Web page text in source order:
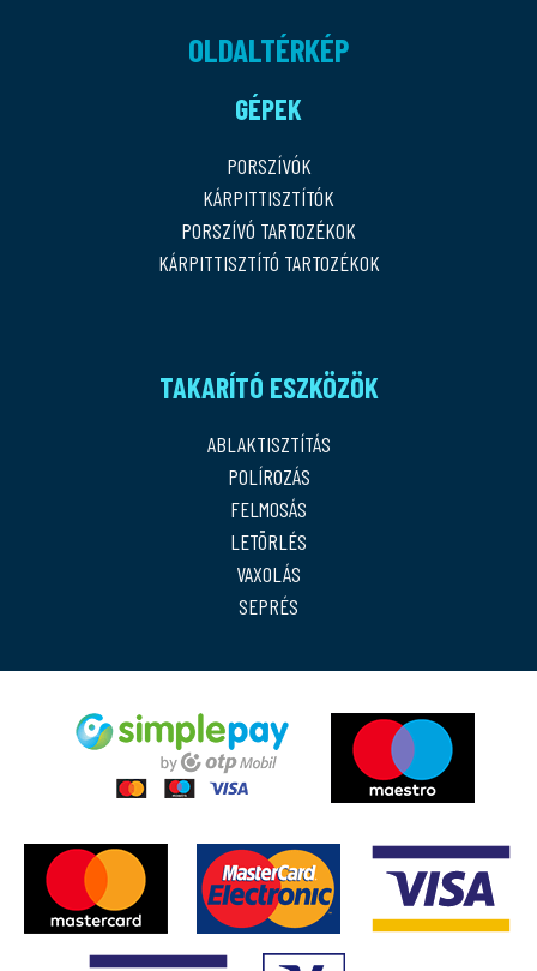
OLDALTÉRKÉP
GÉPEK
PORSZÍVÓK
KÁRPITTISZTÍTÓK
PORSZÍVÓ TARTOZÉKOK
KÁRPITTISZTÍTÓ TARTOZÉKOK
TAKARÍTÓ ESZKÖZÖK
ABLAKTISZTÍTÁS
POLÍROZÁS
FELMOSÁS
LETÖRLÉS
VAXOLÁS
SEPRÉS